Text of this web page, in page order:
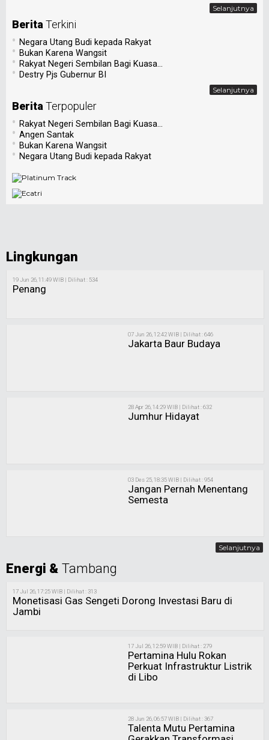
Selanjutnya
Berita Terkini
• Negara Utang Budi kepada Rakyat
• Bukan Karena Wangsit
• Rakyat Negeri Sembilan Bagi Kuasa...
• Destry Pjs Gubernur BI
Selanjutnya
Berita Terpopuler
• Rakyat Negeri Sembilan Bagi Kuasa...
• Angen Santak
• Bukan Karena Wangsit
• Negara Utang Budi kepada Rakyat
Lingkungan
19 Jun 26, 11:49 WIB | Dilihat : 534
Penang
07 Jun 26, 12:42 WIB | Dilihat : 646
Jakarta Baur Budaya
28 Apr 26, 14:29 WIB | Dilihat : 632
Jumhur Hidayat
03 Des 25, 18:35 WIB | Dilihat : 954
Jangan Pernah Menentang
Semesta
Selanjutnya
Energi & Tambang
17 Jul 26, 17:25 WIB | Dilihat : 313
Monetisasi Gas Sengeti Dorong Investasi Baru di
Jambi
17 Jul 26, 12:59 WIB | Dilihat : 279
Pertamina Hulu Rokan
Perkuat Infrastruktur Listrik
di Libo
28 Jun 26, 06:57 WIB | Dilihat : 367
Talenta Mutu Pertamina